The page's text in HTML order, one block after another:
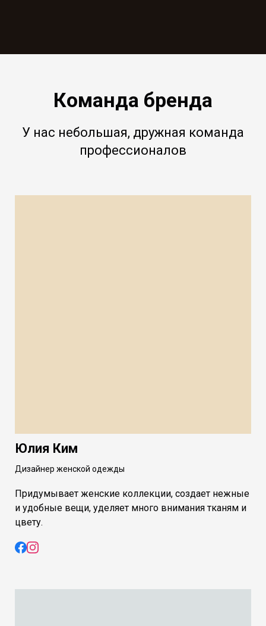
Команда бренда
У нас небольшая, дружная команда
профессионалов
Юлия Ким
Дизайнер женской одежды
Придумывает женские коллекции, создает нежные
и удобные вещи, уделяет много внимания тканям и
цвету.